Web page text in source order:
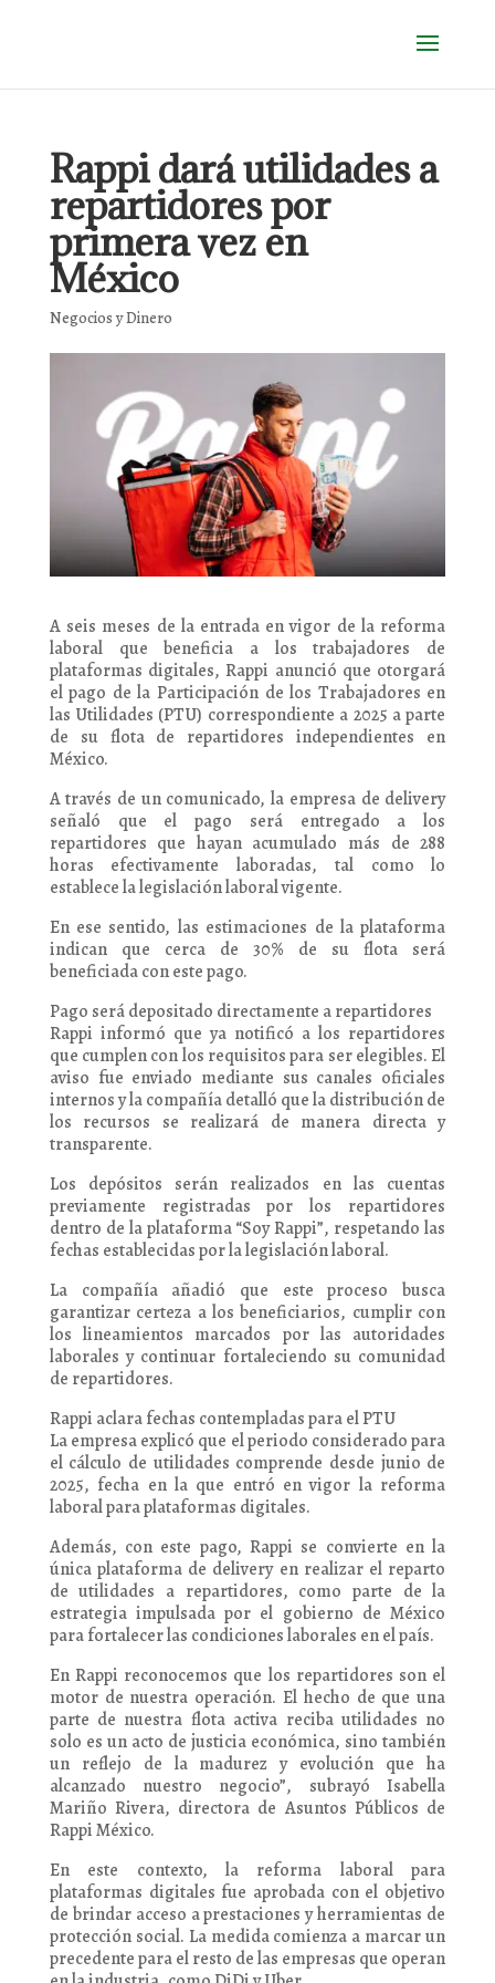
Rappi dará utilidades a
repartidores por
primera vez en
México
Negocios y Dinero
A seis meses de la entrada en vigor de la reforma
laboral que beneficia a los trabajadores de
plataformas digitales, Rappi anunció que otorgará
el pago de la Participación de los Trabajadores en
las Utilidades (PTU) correspondiente a 2025 a parte
de su flota de repartidores independientes en
México.
A través de un comunicado, la empresa de delivery
señaló que el pago será entregado a los
repartidores que hayan acumulado más de 288
horas efectivamente laboradas, tal como lo
establece la legislación laboral vigente.
En ese sentido, las estimaciones de la plataforma
indican que cerca de 30% de su flota será
beneficiada con este pago.
Pago será depositado directamente a repartidores
Rappi informó que ya notificó a los repartidores
que cumplen con los requisitos para ser elegibles. El
aviso fue enviado mediante sus canales oficiales
internos y la compañía detalló que la distribución de
los recursos se realizará de manera directa y
transparente.
Los depósitos serán realizados en las cuentas
previamente registradas por los repartidores
dentro de la plataforma “Soy Rappi”, respetando las
fechas establecidas por la legislación laboral.
La compañía añadió que este proceso busca
garantizar certeza a los beneficiarios, cumplir con
los lineamientos marcados por las autoridades
laborales y continuar fortaleciendo su comunidad
de repartidores.
Rappi aclara fechas contempladas para el PTU
La empresa explicó que el periodo considerado para
el cálculo de utilidades comprende desde junio de
2025, fecha en la que entró en vigor la reforma
laboral para plataformas digitales.
Además, con este pago, Rappi se convierte en la
única plataforma de delivery en realizar el reparto
de utilidades a repartidores, como parte de la
estrategia impulsada por el gobierno de México
para fortalecer las condiciones laborales en el país.
En Rappi reconocemos que los repartidores son el
motor de nuestra operación. El hecho de que una
parte de nuestra flota activa reciba utilidades no
solo es un acto de justicia económica, sino también
un reflejo de la madurez y evolución que ha
alcanzado nuestro negocio”, subrayó Isabella
Mariño Rivera, directora de Asuntos Públicos de
Rappi México.
En este contexto, la reforma laboral para
plataformas digitales fue aprobada con el objetivo
de brindar acceso a prestaciones y herramientas de
protección social. La medida comienza a marcar un
precedente para el resto de las empresas que operan